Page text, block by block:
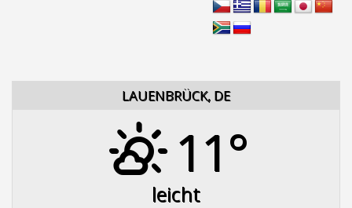
LAUENBRÜCK, DE
11°
leicht